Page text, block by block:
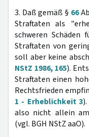
3. Daß gemäß § 66
Straftaten als
schweren Schäden
Straftaten von
soll aber keine
NStZ 1986, 165).
Straftaten einen
Rechtsfrieden
1 - Erheblichkeit 3
also nicht allein
(vgl. BGH NStZ aaO).